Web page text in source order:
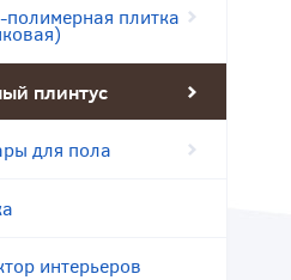
плитка
плинтус
для пола
интерьеров